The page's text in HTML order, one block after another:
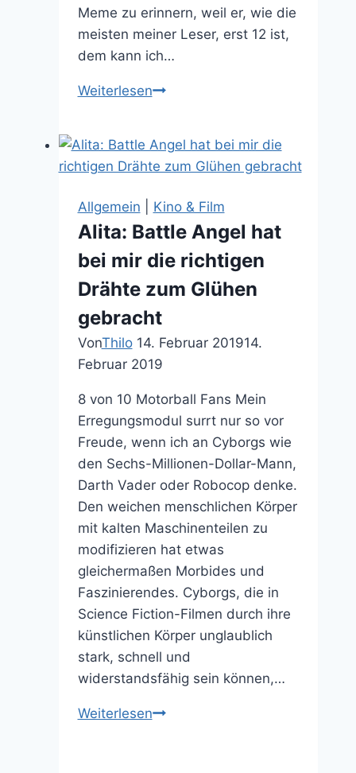
Meme zu erinnern, weil er, wie die
meisten meiner Leser, erst 12 ist,
dem kann ich…
WeiterlesenLaughing
Meme
Actionfigur
Comic-
Con
Exclusive
Allgemein Kino & Film
Alita: Battle Angel hat
bei mir die richtigen
Drähte zum Glühen
gebracht
VonThilo 14. Februar 201914.
Februar 2019
8 von 10 Motorball Fans Mein
Erregungsmodul surrt nur so vor
Freude, wenn ich an Cyborgs wie
den Sechs-Millionen-Dollar-Mann,
Darth Vader oder Robocop denke.
Den weichen menschlichen Körper
mit kalten Maschinenteilen zu
modifizieren hat etwas
gleichermaßen Morbides und
Faszinierendes. Cyborgs, die in
Science Fiction-Filmen durch ihre
künstlichen Körper unglaublich
stark, schnell und
widerstandsfähig sein können,…
WeiterlesenAlita: